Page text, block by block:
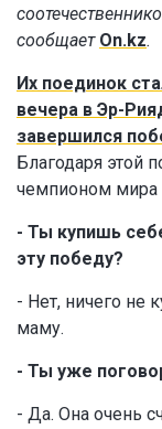
сообщает On.kz.
Их поединок
вечера в Эр-
завершился
Благодаря этой
чемпионом мира
- Ты купишь
эту победу?
- Нет, ничего не
маму.
- Ты уже
- Да. Она очень